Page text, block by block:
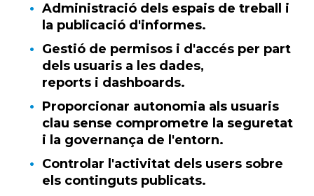
Administració dels espais de treball i
la publicació d'informes.
Gestió de permisos i d'accés per part
dels usuaris a les dades,
reports i dashboards.
Proporcionar autonomia als usuaris
clau sense comprometre la seguretat
i la governança de l'entorn.
Controlar l'activitat dels users sobre
els continguts publicats.